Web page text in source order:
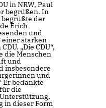
in NRW, Paul
begrüßen. In
der
Erich
und
einer starken
„Die CDU“,
die Menschen
und
insbesondere
und
Er bedankte
die
in dieser Form